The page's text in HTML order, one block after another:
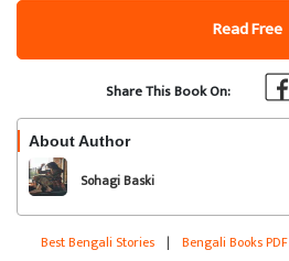
Read Free
Share This Book On:
About Author
Sohagi Baski
Best Bengali Stories | Bengali Books PDF